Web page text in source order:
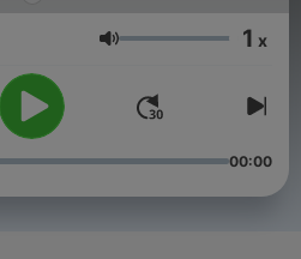
Volume 1 x
00:00